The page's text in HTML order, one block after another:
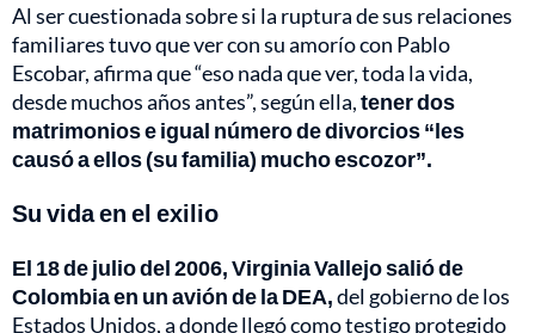
Al ser cuestionada sobre si la ruptura de sus relaciones
familiares tuvo que ver con su amorío con Pablo
Escobar, afirma que “eso nada que ver, toda la vida,
desde muchos años antes”, según ella,tener dos
matrimonios e igual número de divorcios “les
causó a ellos (su familia) mucho escozor”.
Su vida en el exilio
El 18 de julio del 2006, Virginia Vallejo salió de
Colombia en un avión de la DEA,del gobierno de los
Estados Unidos, a donde llegó como testigo protegido